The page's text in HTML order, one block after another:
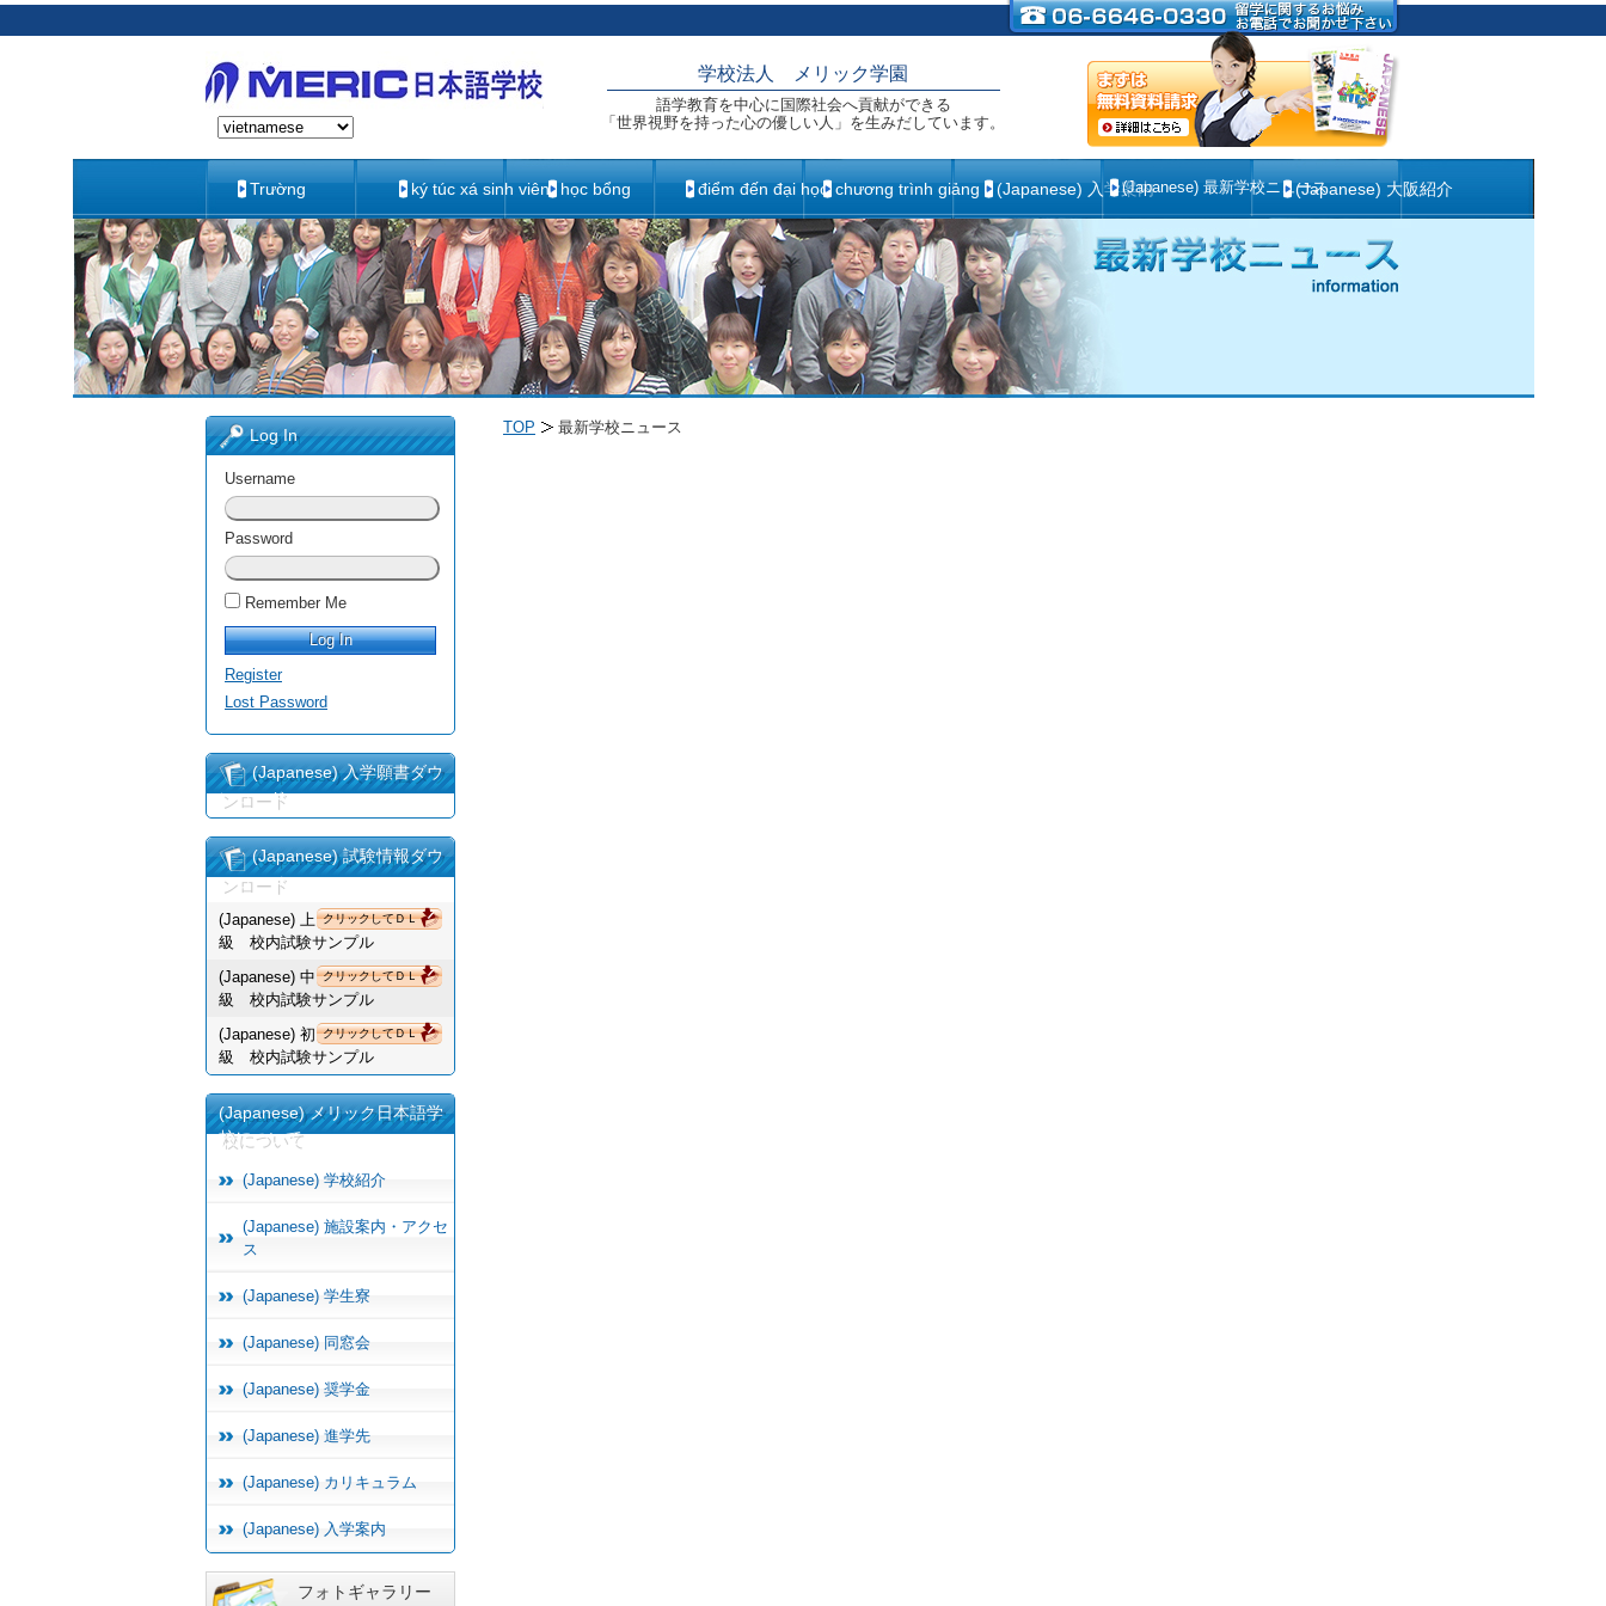
学校法人 メリック学園
語学教育を中心に国際社会へ貢献ができる
「世界視野を持った心の優しい人」を生みだしています。
Trường ký túc xá sinh viên học bổng điểm đến đại học chương trình giảng (Japanese) 入学案内(Japanese) 最新学校ニュース(Japanese) 大阪紹介
Log In
Username
Password
Remember Me
Register
Lost Password
(Japanese) 入学願書ダウ
ンロード
(Japanese) 試験情報ダウ
ンロード
クリックしてＤＬ
(Japanese) 上
級 校内試験サンプル
クリックしてＤＬ
(Japanese) 中
級 校内試験サンプル
クリックしてＤＬ
(Japanese) 初
級 校内試験サンプル
(Japanese) メリック日本語学
校について
(Japanese) 学校紹介
(Japanese) 施設案内・アクセ
ス
(Japanese) 学生寮
(Japanese) 同窓会
(Japanese) 奨学金
(Japanese) 進学先
(Japanese) カリキュラム
(Japanese) 入学案内
フォトギャラリー
TOP 最新学校ニュース